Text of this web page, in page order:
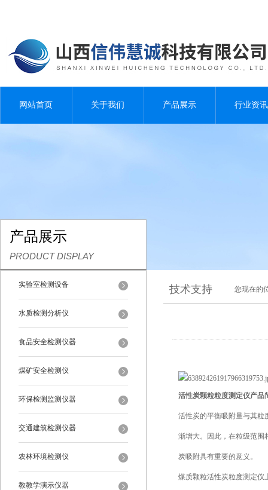
网站首页 关于我们 产品展示 行业资讯
产品展示
PRODUCT DISPLAY
实验室检测设备
水质检测分析仪
食品安全检测仪器
煤矿安全检测仪
环保检测监测仪器
交通建筑检测仪器
农林环境检测仪
教教学演示仪器
技术支持 您现在的
活性炭颗粒粒度测定仪产品
活性炭的平衡吸附量与其粒
渐增大。因此，在粒级范围
炭吸附具有重要的意义。
煤质颗粒活性炭粒度测定仪